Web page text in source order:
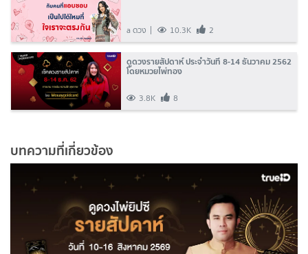
a ดวง 10.3K 2
ดูดวงรายสัปดาห์ ประจำวันที่ 8-14 ธันวาคม 2562
โดยหมวยไพ่ทอง
3.8K 8
บทความที่เกี่ยวข้อง